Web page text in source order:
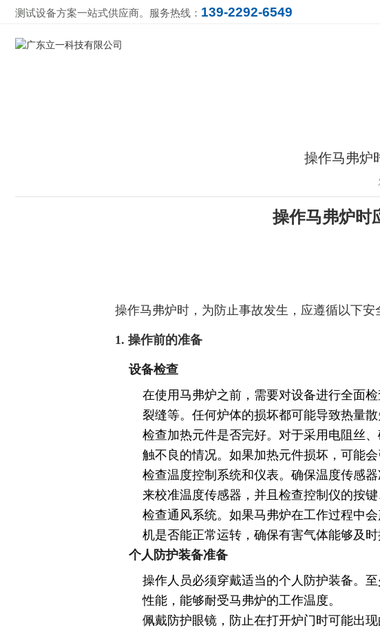
测试设备方案一站式供应商。服务热线： 139-2292-6549
操作马弗炉
操作马弗炉时
操作马弗炉时，为防止事故发生，应遵循以下安
1. 操作前的准备
设备检查
在使用马弗炉之前，需要对设备进行全面
裂缝等。任何炉体的损坏都可能导致热量
检查加热元件是否完好。对于采用电阻丝
触不良的情况。如果加热元件损坏，可能
检查温度控制系统和仪表。确保温度传感
来校准温度传感器，并且检查控制仪的按
检查通风系统。如果马弗炉在工作过程中
机是否能正常运转，确保有害气体能够及时
个人防护装备准备
操作人员必须穿戴适当的个人防护装备。
性能，能够耐受马弗炉的工作温度。
佩戴防护眼镜，防止在打开炉门时可能出